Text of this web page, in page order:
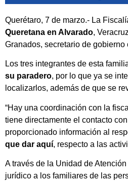
Querétaro, 7 de marzo.- La
Queretana en Alvarado,
Granados, secretario de gobierno
Los tres integrantes de esta
su paradero, por lo que ya se
localizarlos, además de que se
“Hay una coordinación con la
tiene directamente el contacto
proporcionado información al
que dar aquí, respecto a las
A través de la Unidad de
jurídico a los familiares de las